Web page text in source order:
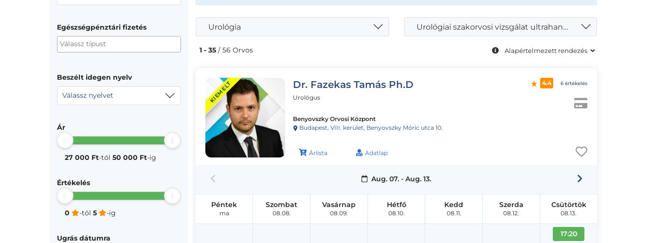
Egészségpénztári fizetés
Beszélt idegen nyelv
Válassz nyelvet
Ár
27 000 Ft-tól 50 000 Ft-ig
Értékelés
0 -tól 5 -ig
Ugrás dátumra
Urológia Urológiai szakorvosi vizsgálat ultrahanggal
1 - 35 / 56 Orvos
KIEMELT Dr. Fazekas Tamás Ph.D
Urológus
Benyovszky Orvosi Központ
Budapest, VIII. kerület, Benyovszky Móric utca 10.
Árlista Adatlap
4.4 6 értékelés
Aug. 07. - Aug. 13.
Péntek
ma
Szombat
08.08.
Vasárnap
08.09.
Hétfő
08.10.
Kedd
08.11.
Szerda
08.12.
Csütörtök
08.13.
17:20